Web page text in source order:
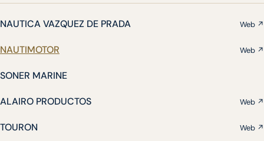
NAUTICA VAZQUEZ DE PRADA Web ↗
NAUTIMOTOR Web ↗
SONER MARINE
ALAIRO PRODUCTOS Web ↗
TOURON Web ↗